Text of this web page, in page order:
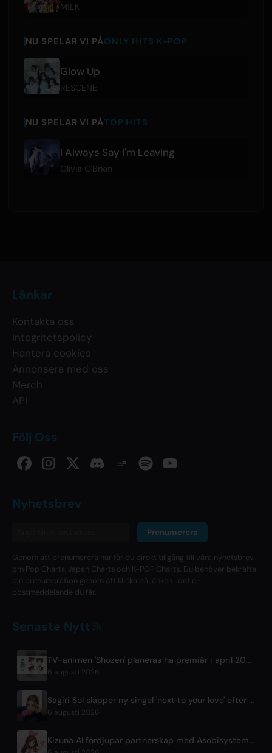
M!LK
NU SPELAR VI PÅONLY HITS K-POP
Glow Up
RESCENE
NU SPELAR VI PÅTOP HITS
I Always Say I'm Leaving
Olivia O'Brien
Länkar
Kontakta oss
Integritetspolicy
Hantera cookies
Annonsera med oss
Merch
API
Följ Oss
Nyhetsbrev
Prenumerera
Genom att prenumerera här får du direkt tillgång till våra nyhetsbrev
om Pop Charts, Japan Charts och K-POP Charts. Du behöver bekräfta
din prenumeration genom att klicka på länken i det e-
postmeddelande du får.
Senaste Nytt
TV-animen 'Shozen' planeras ha premiär i april 2027 på Fuji TV
6 augusti 2026
Sagiri Sol släpper ny singel 'next to your love' efter uppehåll
6 augusti 2026
Kizuna AI fördjupar partnerskap med Asobisystem inför 10-årsjubileum och världsturné